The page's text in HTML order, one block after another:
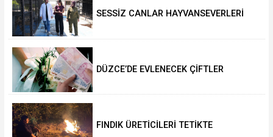
SESSİZ CANLAR HAYVANSEVERLERİ
DÜZCE’DE EVLENECEK ÇİFTLER
FINDIK ÜRETİCİLERİ TETİKTE